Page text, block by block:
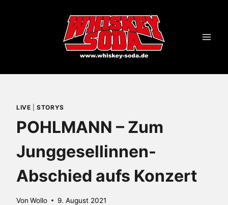
LIVE |STORYS
POHLMANN – Zum
Junggesellinnen-
Abschied aufs Konzert
Von Wollo 9. August 2021